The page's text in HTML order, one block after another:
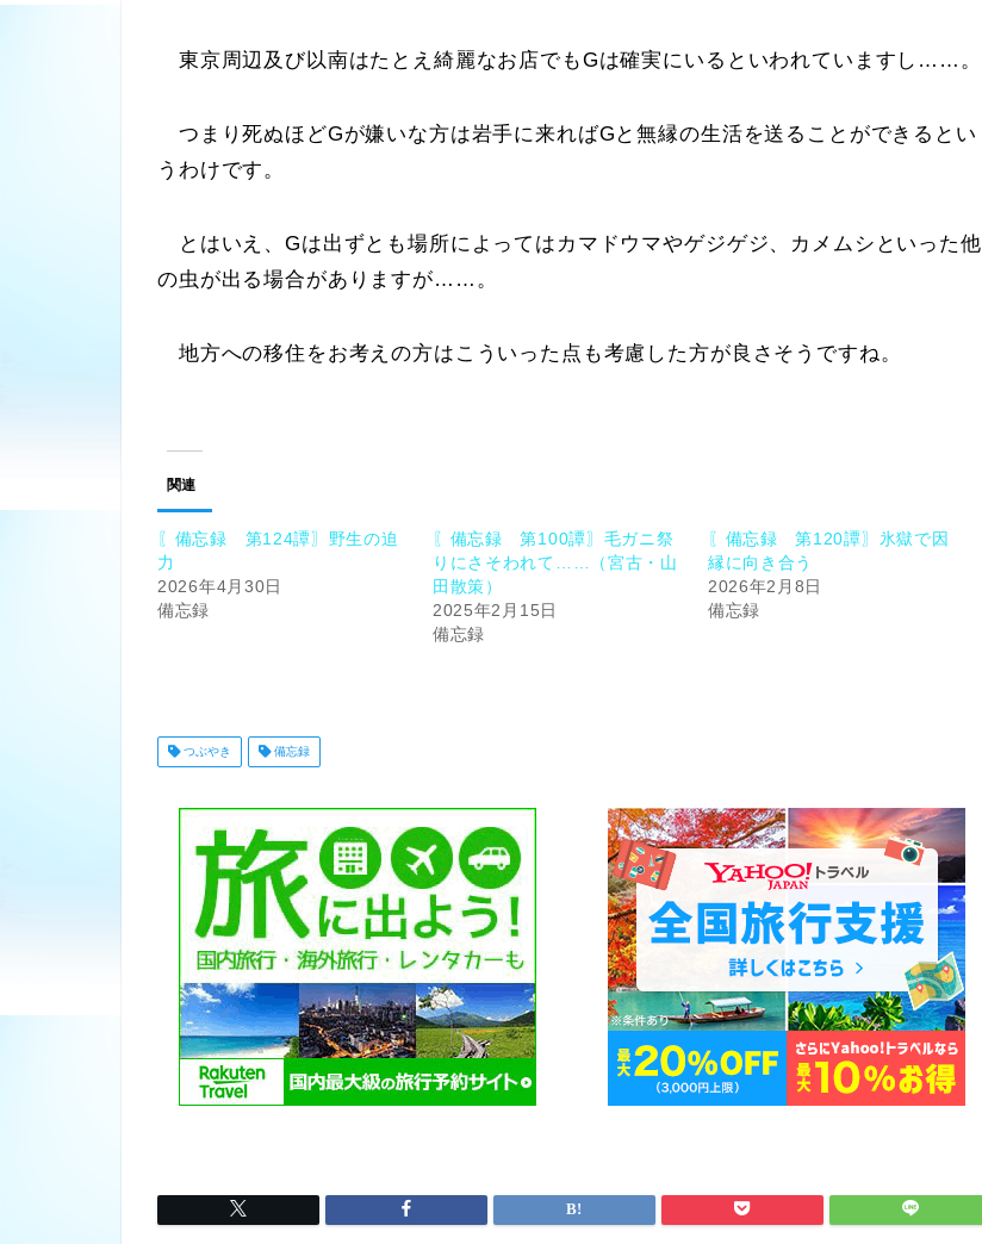
東京周辺及び以南はたとえ綺麗なお店でもGは確実にいるといわれていますし……。
つまり死ぬほどGが嫌いな方は岩手に来ればGと無縁の生活を送ることができるとい
うわけです。
とはいえ、Gは出ずとも場所によってはカマドウマやゲジゲジ、カメムシといった他
の虫が出る場合がありますが……。
地方への移住をお考えの方はこういった点も考慮した方が良さそうですね。
関連
〖備忘録 第124譚〗野生の迫
力
2026年4月30日
備忘録
〖備忘録 第100譚〗毛ガニ祭
りにさそわれて……（宮古・山
田散策）
2025年2月15日
備忘録
〖備忘録 第120譚〗氷獄で因
縁に向き合う
2026年2月8日
備忘録
つぶやき 備忘録